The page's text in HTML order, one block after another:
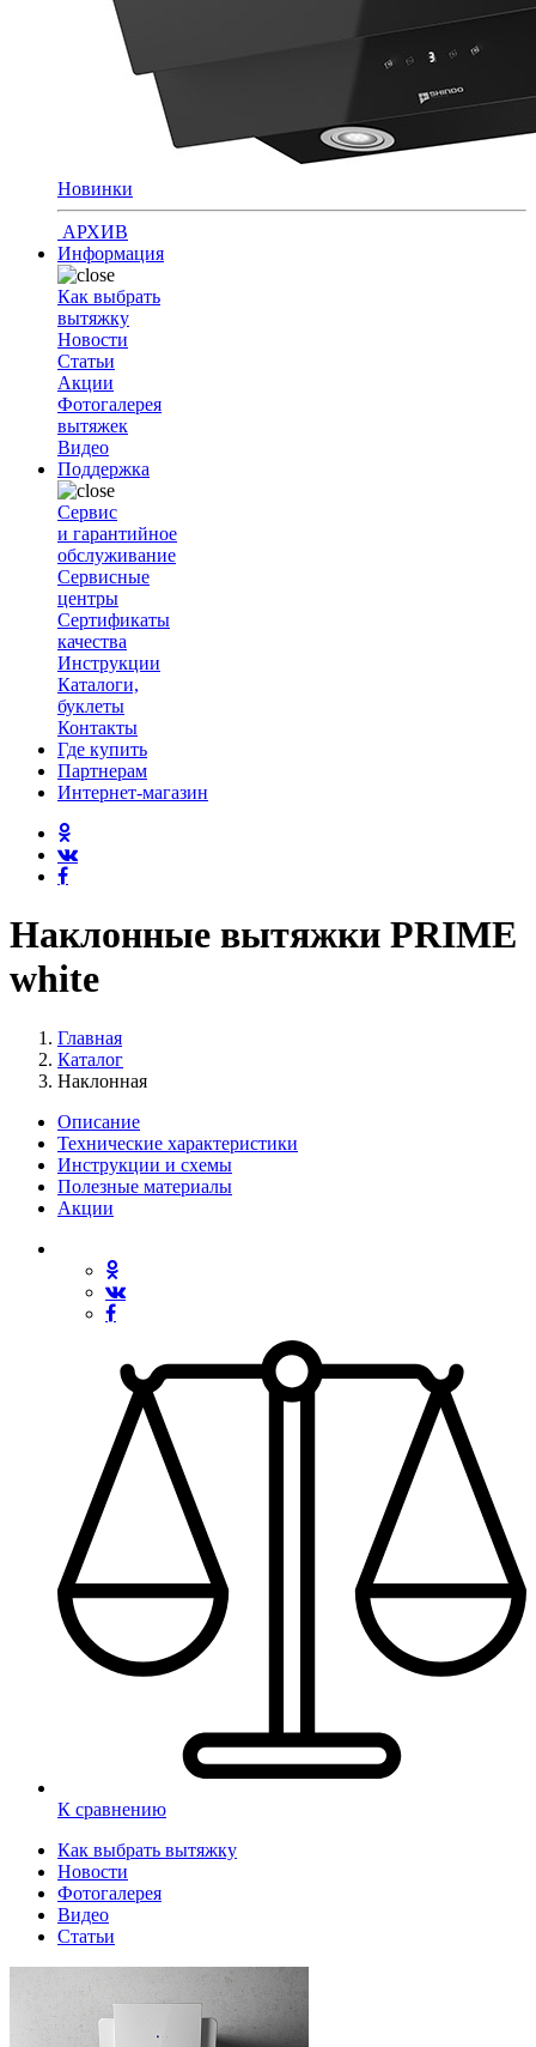
Новинки
АРХИВ
Информация
Как выбрать
вытяжку
Новости
Статьи
Акции
Фотогалерея
вытяжек
Видео
Поддержка
Сервис
и гарантийное
обслуживание
Сервисные
центры
Сертификаты
качества
Инструкции
Каталоги,
буклеты
Контакты
Где купить
Партнерам
Интернет-магазин
Наклонные вытяжки PRIME
white
Главная
Каталог
Наклонная
Описание
Технические характеристики
Инструкции и схемы
Полезные материалы
Акции
К сравнению
Как выбрать вытяжку
Новости
Фотогалерея
Видео
Статьи